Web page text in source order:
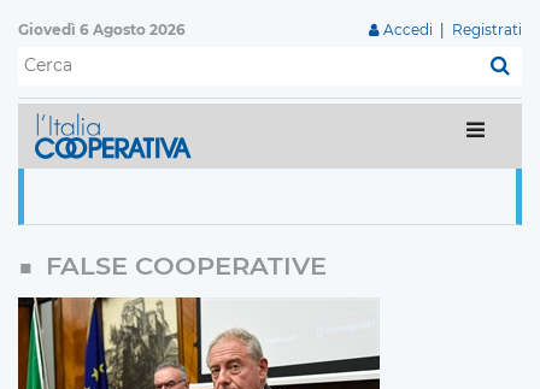
Giovedì 6 Agosto 2026 Accedi Registrati
FALSE COOPERATIVE